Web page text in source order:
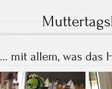
… mit allem, was das